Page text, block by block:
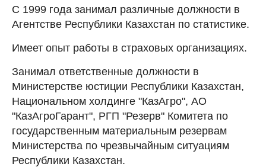
С 1999 года занимал различные должности в
Агентстве Республики Казахстан по статистике.
Имеет опыт работы в страховых организациях.
Занимал ответственные должности в
Министерстве юстиции Республики Казахстан,
Национальном холдинге "КазАгро", АО
"КазАгроГарант", РГП "Резерв" Комитета по
государственным материальным резервам
Министерства по чрезвычайным ситуациям
Республики Казахстан.